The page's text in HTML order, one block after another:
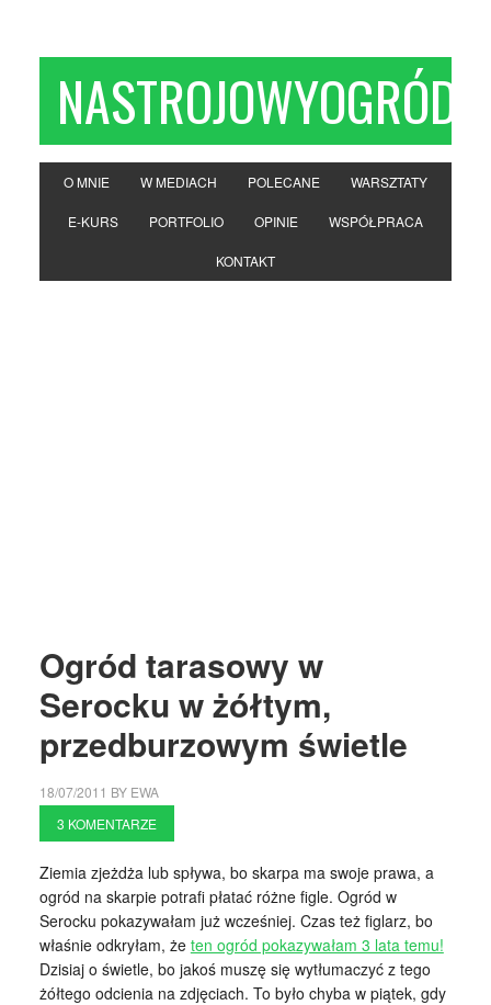
NASTROJOWYOGRÓD
O MNIE W MEDIACH POLECANE WARSZTATY
E-KURS PORTFOLIO OPINIE WSPÓŁPRACA
KONTAKT
Ogród tarasowy w
Serocku w żółtym,
przedburzowym świetle
18/07/2011 BY EWA
3 KOMENTARZE
Ziemia zjeżdża lub spływa, bo skarpa ma swoje prawa, a
ogród na skarpie potrafi płatać różne figle. Ogród w
Serocku pokazywałam już wcześniej. Czas też figlarz, bo
właśnie odkryłam, że ten ogród pokazywałam 3 lata temu!
Dzisiaj o świetle, bo jakoś muszę się wytłumaczyć z tego
żółtego odcienia na zdjęciach. To było chyba w piątek, gdy